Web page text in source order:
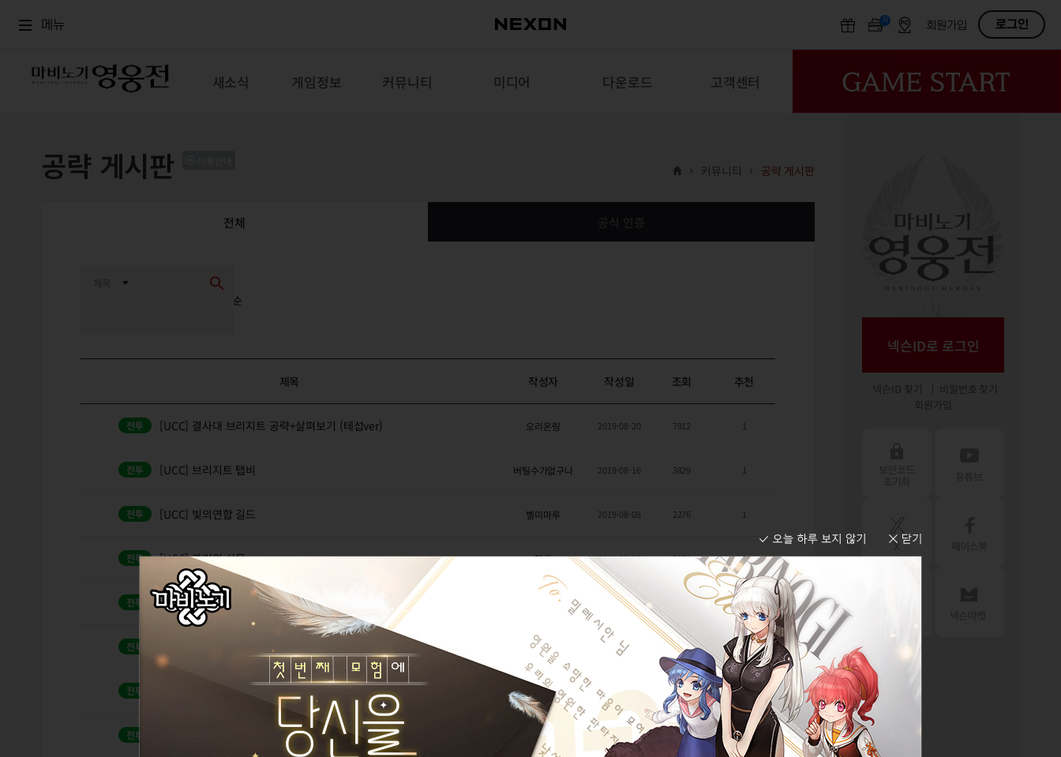
메뉴 N OFF회원가입 로그인
새소식 게임정보 커뮤니티 미디어 다운로드 고객센터
공략 게시판 커뮤니티 공략 게시판
전체
추천순
제목 작성자 작성일 조회 추천
[UCC] 결사대 브리지트 공략+살펴보기 (테섭ver) 오리온링 2019-08-20 7912 1
[UCC] 브리지트 탭비 버틸수가없구나 2019-08-16 3829 1
[UCC] 빛의연합 길드 벨미마루 2019-08-08 2276 1
[UCC] 과거의 산물 헬론 2019-08-08 2151 1
메이트 없이 메이트 효과와 더불어 1억 골드 버는 공략 2 2019-07-30 1
[이벤트]검시타 아인라허 금메달 모음집-얼계 깊은곳 편 흑사경 2019-06-05 2825 1
재가된농장 2019-01-29 8606 1
아인라허에서 가장 까다로운 자구르쉬 노피격 동영상 강좌 키언 2018-12-23 2570 1
넥슨ID로 로그인
넥슨ID 찾기
비밀번호 찾기
회원가입